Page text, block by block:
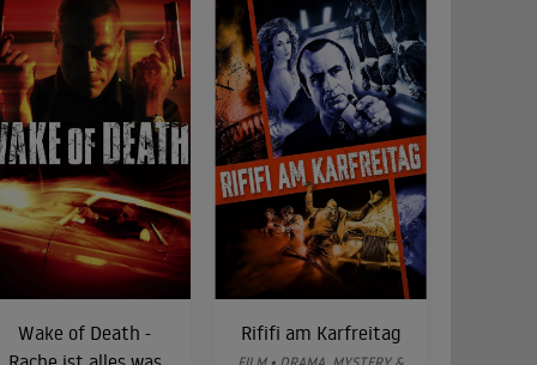
Wake of Death -
Rififi am Karfreitag